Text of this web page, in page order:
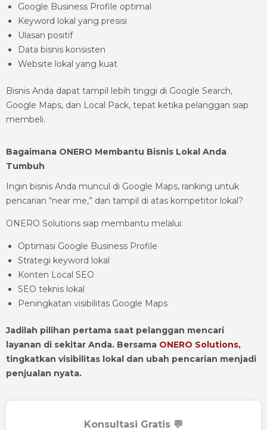
Google Business Profile optimal
Keyword lokal yang presisi
Ulasan positif
Data bisnis konsisten
Website lokal yang kuat
Bisnis Anda dapat tampil lebih tinggi di Google Search,
Google Maps, dan Local Pack, tepat ketika pelanggan siap
membeli.
Bagaimana ONERO Membantu Bisnis Lokal Anda
Tumbuh
Ingin bisnis Anda muncul di Google Maps, ranking untuk
pencarian “near me,” dan tampil di atas kompetitor lokal?
ONERO Solutions siap membantu melalui:
Optimasi Google Business Profile
Strategi keyword lokal
Konten Local SEO
SEO teknis lokal
Peningkatan visibilitas Google Maps
Jadilah pilihan pertama saat pelanggan mencari
layanan di sekitar Anda. Bersama ONERO Solutions,
tingkatkan visibilitas lokal dan ubah pencarian menjadi
penjualan nyata.
Konsultasi Gratis 💬